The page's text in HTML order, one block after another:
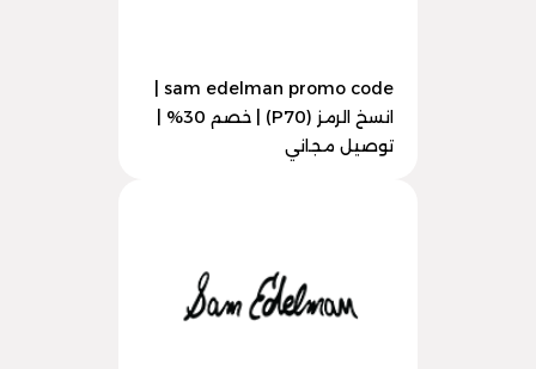
انسخ الرمز (P70) | خصم 30% |
توصيل مجاني